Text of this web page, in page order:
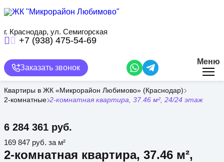
содержанию
г. Краснодар, ул. Семигорская
+7 (938) 475-54-69
Заказать звонок
Меню
Квартиры в ЖК «Микрорайон Любимово» (Краснодар)
2-комнатные 2-комнатная квартира, 37.46 м², 24/24 этаж
2-комнатная квартира, 37.46 м²,
6 284 361 руб.
169 847 руб. за м²